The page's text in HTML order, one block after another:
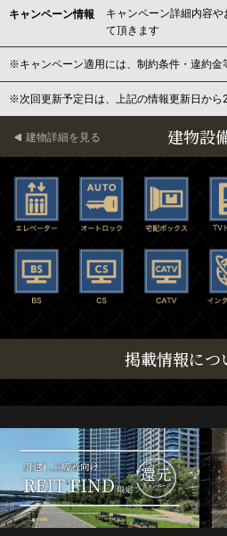
キャンペーン情報
キャンペーン詳細内容
て頂きます
※キャンペーン適用には、制約条件・違約金
※次回更新予定日は、上記の情報更新日から
建物設
建物詳細を見る
掲載情報につ